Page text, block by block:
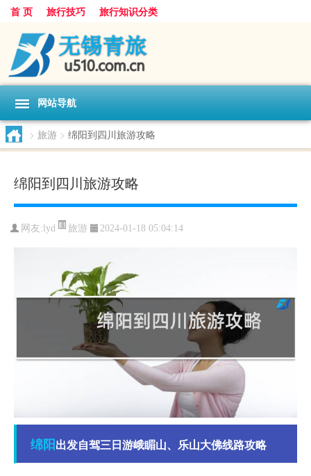
首 页 旅行技巧 旅行知识分类
网站导航
> 旅游 > 绵阳到四川旅游攻略
绵阳到四川旅游攻略
网友: lyd 旅游 2024-01-18 05:04:14
绵阳出发自驾三日游峨睸山、乐山大佛线路攻略